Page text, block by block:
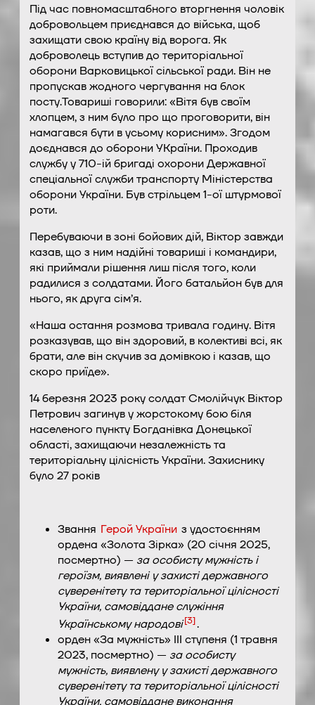
Під час повномасштабного вторгнення чоловік
добровольцем приєднався до війська, щоб
захищати свою країну від ворога. Як
доброволець вступив до територіальної
оборони Варковицької сільської ради. Він не
пропускав жодного чергування на блок
посту.Товариші говорили: «Вітя був своїм
хлопцем, з ним було про що проговорити, він
намагався бути в усьому корисним». Згодом
доєднався до оборони УКраїни. Проходив
службу у 710-ій бригаді охорони Державної
спеціальної служби транспорту Міністерства
оборони України. Був стрільцем 1-ої штурмової
роти.
Перебуваючи в зоні бойових дій, Віктор завжди
казав, що з ним надійні товариші і командири,
які приймали рішення лиш після того, коли
радилися з солдатами. Його батальйон був для
нього, як друга сім’я.
«Наша остання розмова тривала годину. Вітя
розказував, що він здоровий, в колективі всі, як
брати, але він скучив за домівкою і казав, що
скоро приїде».
14 березня 2023 року солдат Смолійчук Віктор
Петрович загинув у жорстокому бою біля
населеного пункту Богданівка Донецької
області, захищаючи незалежність та
територіальну цілісність України. Захиснику
було 27 років
Звання Герой України з удостоєнням
ордена «Золота Зірка» (20 січня 2025,
посмертно) — за особисту мужність і
героїзм, виявлені у захисті державного
суверенітету та територіальної цілісності
України, самовіддане служіння
Українському народові[3].
орден «За мужність» III ступеня (1 травня
2023, посмертно) — за особисту
мужність, виявлену у захисті державного
суверенітету та територіальної цілісності
України, самовіддане виконання